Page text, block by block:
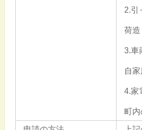
2.引
荷
3.車
自
4.家
町